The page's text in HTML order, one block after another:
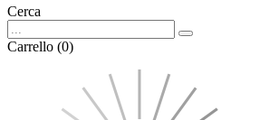
Cerca
Carrello (0)